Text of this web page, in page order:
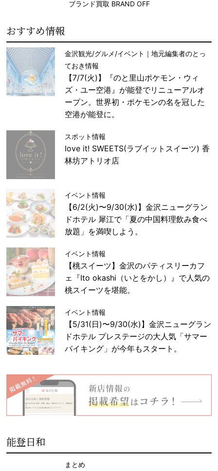
ブランド買取 BRAND OFF
おすすめ情報
金沢観光/グルメ/イベント｜地元編集者のとっ
ておき情報
【7/7(火)】『のと里山ポケモン・ウィ
ズ・ユー空港』が能登でリニューアルオ
ープン。世界初・ポケモンの名を冠した
空港が能登に。
スポット情報
love it! SWEETS(ラブイットスイーツ) 香
林坊アトリオ店
イベント情報
【6/2(火)〜9/30(水)】金沢ニューグラン
ドホテル 犀江で「夏の中国料理飲み食べ
放題」を満喫しよう。
イベント情報
【桃スイーツ】金沢のパティスリーカフ
ェ『Ito okashi（いとをかし）』で人気の
桃スイーツを堪能。
イベント情報
【5/31(日)〜9/30(水)】金沢ニューグラン
ドホテル プレステージの大人気「サマー
バイキング」が今年もスタート。
能登日和
まとめ